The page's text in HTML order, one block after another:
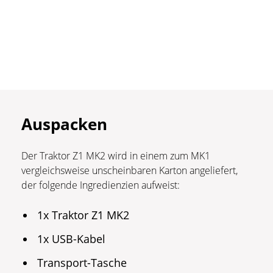
Auspacken
Der Traktor Z1 MK2 wird in einem zum MK1
vergleichsweise unscheinbaren Karton angeliefert,
der folgende Ingredienzien aufweist:
1x Traktor Z1 MK2
1x USB-Kabel
Transport-Tasche